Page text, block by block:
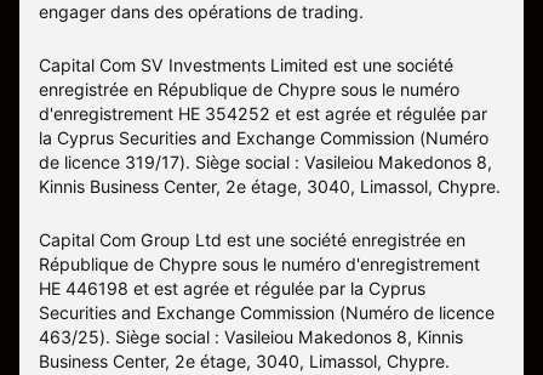
engager dans des opérations de trading.
Capital Com SV Investments Limited est une société
enregistrée en République de Chypre sous le numéro
d'enregistrement HE 354252 et est agrée et régulée par
la Cyprus Securities and Exchange Commission (Numéro
de licence 319/17). Siège social : Vasileiou Makedonos 8,
Kinnis Business Center, 2e étage, 3040, Limassol, Chypre.
Capital Com Group Ltd est une société enregistrée en
République de Chypre sous le numéro d'enregistrement
ΗΕ 446198 et est agrée et régulée par la Cyprus
Securities and Exchange Commission (Numéro de licence
463/25). Siège social : Vasileiou Makedonos 8, Kinnis
Business Center, 2e étage, 3040, Limassol, Chypre.